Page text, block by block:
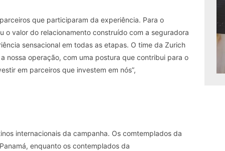
que participaram da experiência. Para o
o valor do relacionamento construído com a seguradora
sensacional em todas as etapas. O time da Zurich
nossa operação, com uma postura que contribui para o
em parceiros que investem em nós”,
internacionais da campanha. Os comtemplados da
enquanto os contemplados da